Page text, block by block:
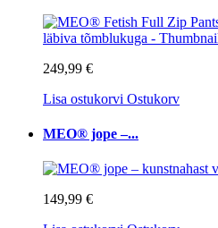
249,99 €
Lisa ostukorvi Ostukorv
MEO® jope –...
149,99 €